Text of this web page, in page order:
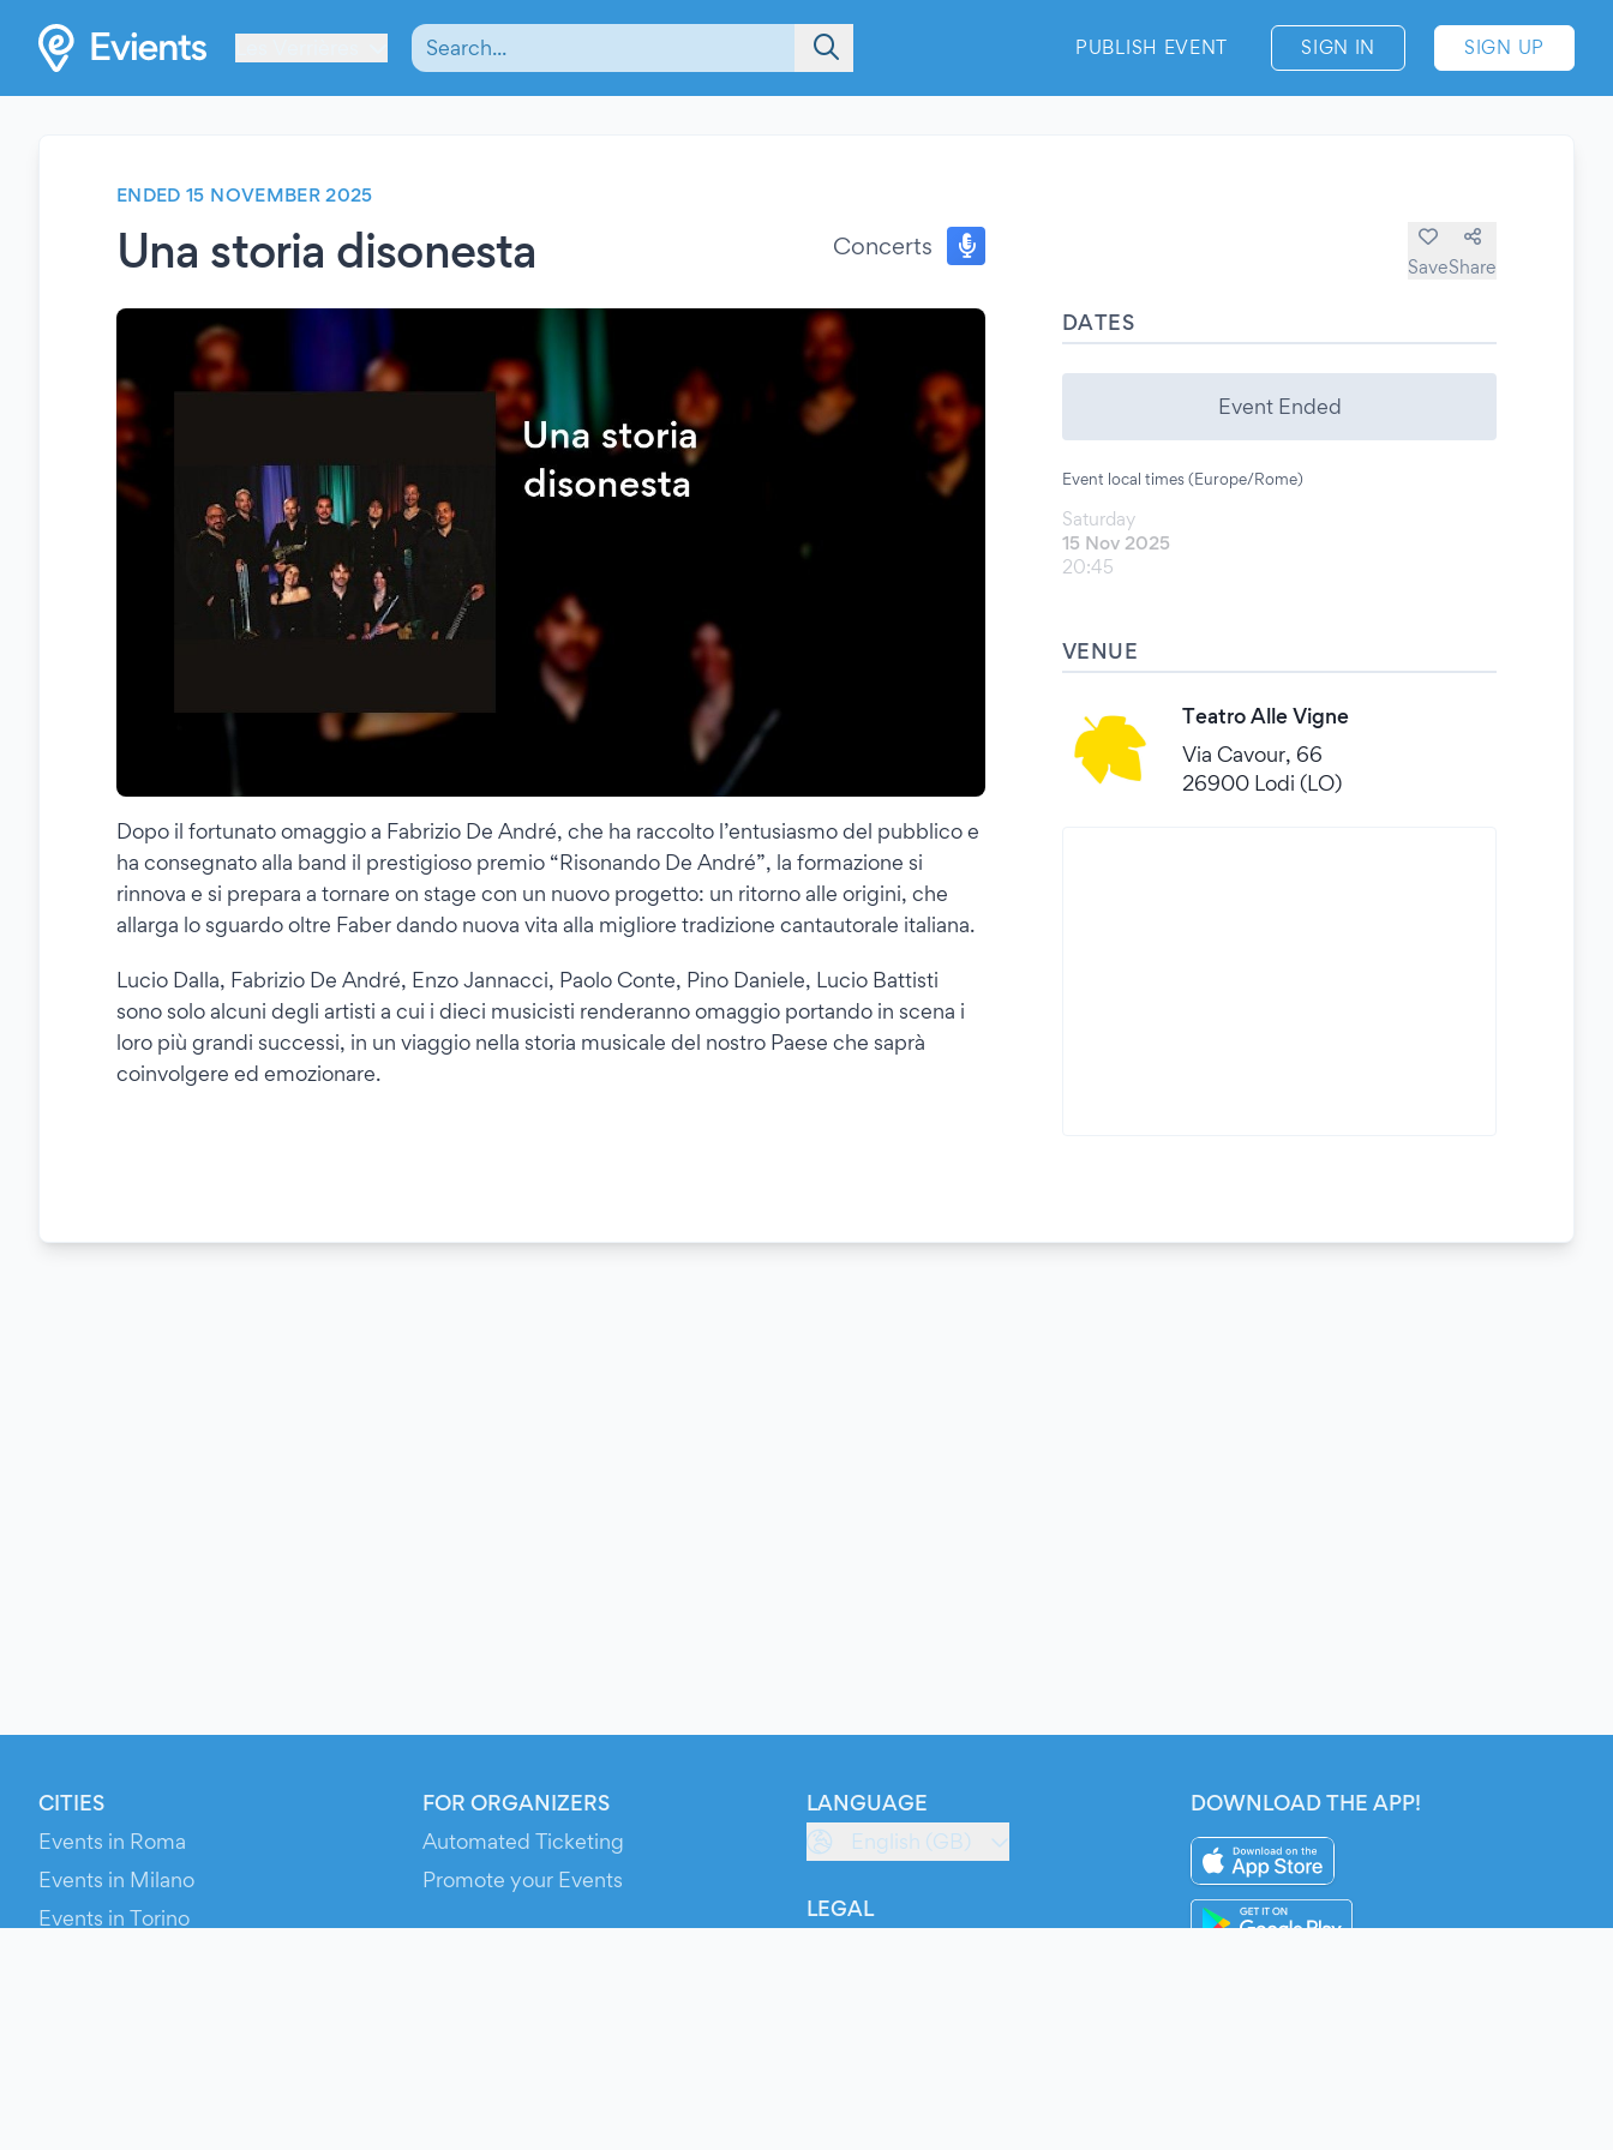
PUBLISH EVENT SIGN IN SIGN UP
ENDED 15 NOVEMBER 2025
Una storia disonesta Concerts
SaveShare
Dopo il fortunato omaggio a Fabrizio De André, che ha raccolto l’entusiasmo del pubblico e
ha consegnato alla band il prestigioso premio “Risonando De André”, la formazione si
rinnova e si prepara a tornare on stage con un nuovo progetto: un ritorno alle origini, che
allarga lo sguardo oltre Faber dando nuova vita alla migliore tradizione cantautorale italiana.
Lucio Dalla, Fabrizio De André, Enzo Jannacci, Paolo Conte, Pino Daniele, Lucio Battisti
sono solo alcuni degli artisti a cui i dieci musicisti renderanno omaggio portando in scena i
loro più grandi successi, in un viaggio nella storia musicale del nostro Paese che saprà
coinvolgere ed emozionare.
DATES
Event Ended
Event local times (Europe/Rome)
Saturday
15 Nov 2025
20:45
VENUE
Teatro Alle Vigne
Via Cavour, 66
26900 Lodi (LO)
CITIES
Events in Roma
Events in Milano
Events in Torino
FOR ORGANIZERS
Automated Ticketing
Promote your Events
LANGUAGE
English (GB)
LEGAL
DOWNLOAD THE APP!